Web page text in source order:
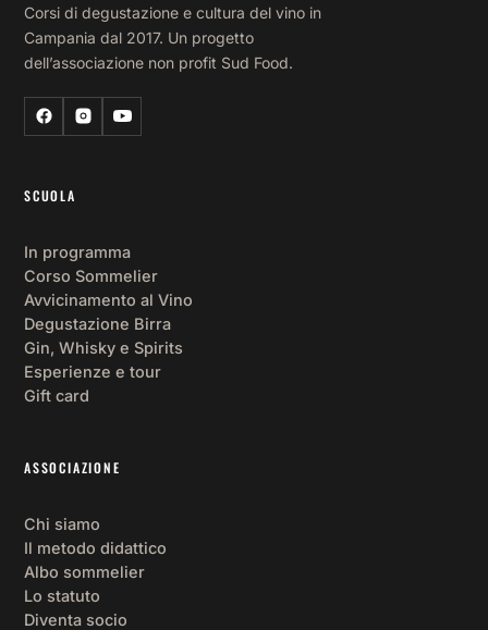
Corsi di degustazione e cultura del vino in
Campania dal 2017. Un progetto
dell’associazione non profit Sud Food.
SCUOLA
In programma
Corso Sommelier
Avvicinamento al Vino
Degustazione Birra
Gin, Whisky e Spirits
Esperienze e tour
Gift card
ASSOCIAZIONE
Chi siamo
Il metodo didattico
Albo sommelier
Lo statuto
Diventa socio